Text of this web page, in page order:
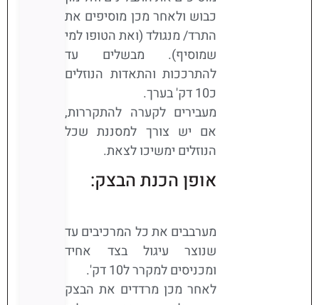
כבוש ולאחר מכן מוסיפים את
התרד/ מנגולד (ואת הטופו למי
שמוסיף). מבשלים עד
להתרככות והתאדות הנוזלים
כ10 דק' בערך.
מעבירים לקערה להתקררות,
אם יש צורך למסננת שכל
הנוזלים ימשיכו לצאת.
אופן הכנת הבצק:
מערבבים את כל המרכיבים עד
שנוצר עיגול בצד אחיד
ומכניסים למקרר ל10 דק'.
לאחר מכן מרדדים את הבצק